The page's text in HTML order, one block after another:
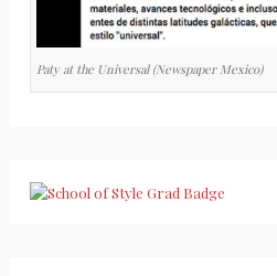
Paty at the Universal (Newspaper Mexico)